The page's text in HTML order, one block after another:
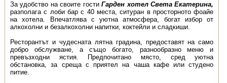
За удобство на своите гостиГарден хотел Света Екатерина,
разполага с лоби бар с 40 места, ситуран в просторното фоайе
на хотела. Впечатлява с уютна атмосфера, богат избор от
алкохолни и безалкохолни напитки, коктейли и сладкиши.
Ресторантът и чудесната лятна градина, предоставят на само
добро обслужване, а също богато, разнообразно меню и
превъзходни ястия. Предпочитано място, сред уютна
обстановка, за среща с приятел на чаша кафе или студено
питие.